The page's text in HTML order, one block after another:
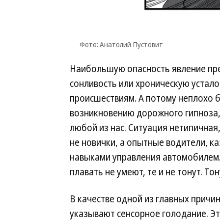
Фото: Анатолий Пустовит
Наибольшую опасность явление
сонливость или хроническую
происшествиям. А потому неплохо
возникновению дорожного
любой из нас. Ситуация
не новички, а опытные водители,
навыками управления
плавать не умеют, те и не тонут.
В качестве одной из главных
указывают сенсорное голодание.